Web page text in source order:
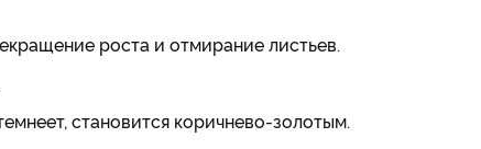
роста и отмирание листьев.
становится коричнево-золотым.